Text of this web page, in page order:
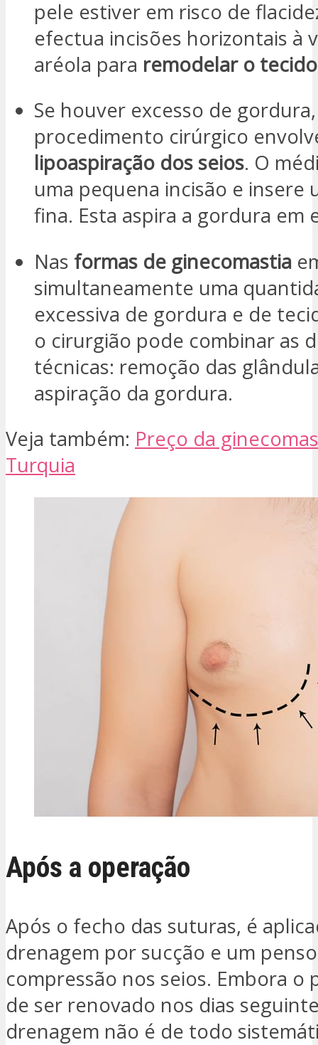
pele estiver em risco de
efectua incisões horizontais à
aréola para remodelar o
Se houver excesso de
procedimento cirúrgico
lipoaspiração dos seios. O
uma pequena incisão e insere
fina. Esta aspira a gordura em
Nas formas de ginecomastia
simultaneamente uma
excessiva de gordura e de
o cirurgião pode combinar as
técnicas: remoção das
aspiração da gordura.
Veja também: Preço da
Turquia
Após a operação
Após o fecho das suturas, é
drenagem por sucção e um
compressão nos seios. Embora o
de ser renovado nos dias
drenagem não é de todo